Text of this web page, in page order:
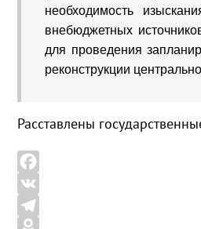
необходимость
внебюджетных
для проведения
реконструкции
Расставлены
F
a
V